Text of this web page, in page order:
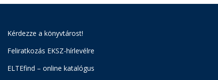
Kérdezze a könyvtárost!
Feliratkozás EKSZ-hírlevélre
ELTEfind – online katalógus